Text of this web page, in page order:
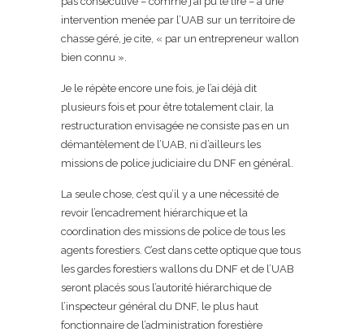
intervention menée par l’UAB sur un territoire de
chasse géré, je cite, « par un entrepreneur wallon
bien connu ».
Je le répète encore une fois, je l’ai déjà dit
plusieurs fois et pour être totalement clair, la
restructuration envisagée ne consiste pas en un
démantèlement de l’UAB, ni d’ailleurs les
missions de police judiciaire du DNF en général.
La seule chose, c’est qu’il y a une nécessité de
revoir l’encadrement hiérarchique et la
coordination des missions de police de tous les
agents forestiers. C’est dans cette optique que tous
les gardes forestiers wallons du DNF et de l’UAB
seront placés sous l’autorité hiérarchique de
l’inspecteur général du DNF, le plus haut
fonctionnaire de l’administration forestière